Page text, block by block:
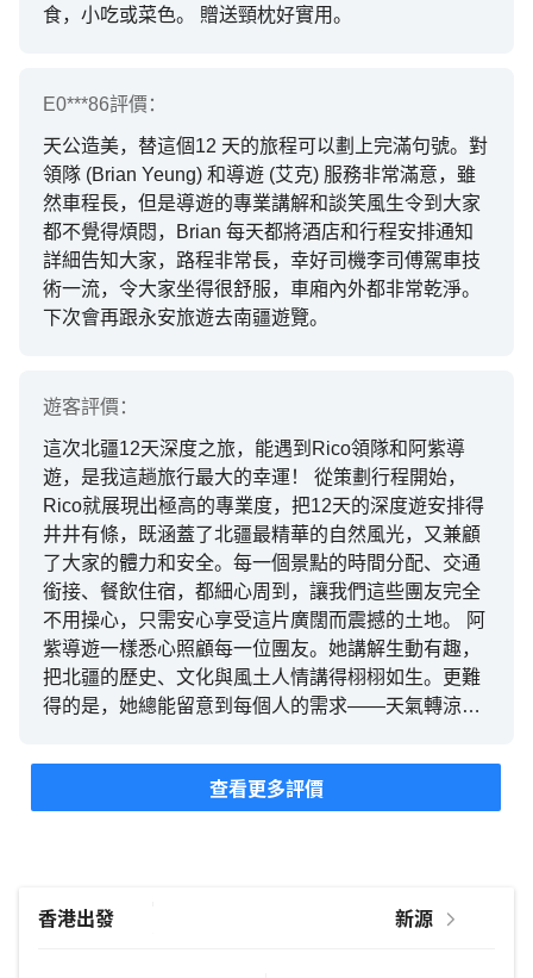
食，小吃或菜色。 贈送頸枕好實用。
E0***86評價：
天公造美，替這個12 天的旅程可以劃上完滿句號。對
領隊 (Brian Yeung) 和導遊 (艾克) 服務非常滿意，雖
然車程長，但是導遊的專業講解和談笑風生令到大家
都不覺得煩悶，Brian 每天都將酒店和行程安排通知
詳細告知大家，路程非常長，幸好司機李司傅駕車技
術一流，令大家坐得很舒服，車廂內外都非常乾淨。
下次會再跟永安旅遊去南疆遊覽。
遊客評價：
這次北疆12天深度之旅，能遇到Rico領隊和阿紫導
遊，是我這趟旅行最大的幸運！ 從策劃行程開始，
Rico就展現出極高的專業度，把12天的深度遊安排得
井井有條，既涵蓋了北疆最精華的自然風光，又兼顧
了大家的體力和安全。每一個景點的時間分配、交通
銜接、餐飲住宿，都細心周到，讓我們這些團友完全
不用操心，只需安心享受這片廣闊而震撼的土地。 阿
紫導遊一樣悉心照顧每一位團友。她講解生動有趣，
把北疆的歷史、文化與風土人情講得栩栩如生。更難
得的是，她總能留意到每個人的需求——天氣轉涼時
與溫暖，讓整個團氛圍像一家人般溫馨。 最讓我感動
的是，他們竟然偷偷為我安排了一場驚喜生日會！在
謝Rico領隊和阿紫導遊的專業、耐心與真心付出！你
們不只是領隊和導遊，更是這趟旅程中最亮眼的風
查看更多評價